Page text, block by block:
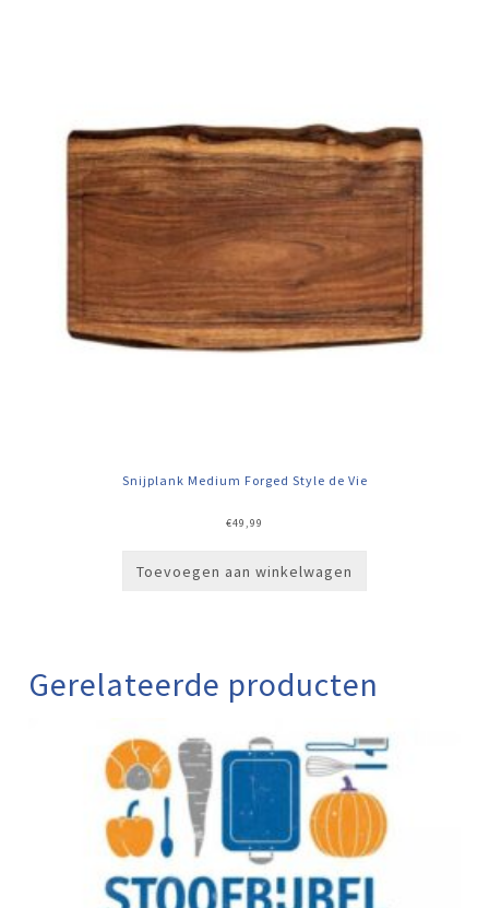
Snijplank Medium Forged Style de Vie
€49,99
Toevoegen aan winkelwagen
Gerelateerde producten